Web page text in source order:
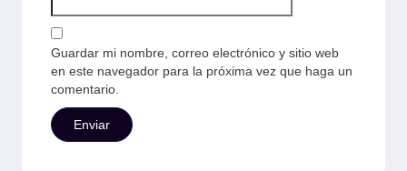
Guardar mi nombre, correo electrónico y sitio web
en este navegador para la próxima vez que haga un
comentario.